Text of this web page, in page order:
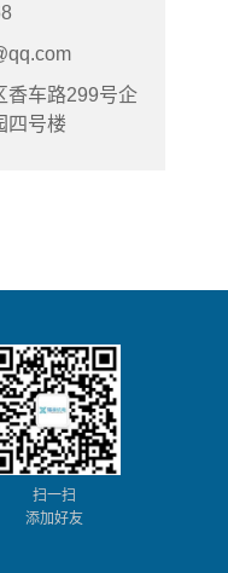
香车路299号企
四号楼
扫一扫
添加好友